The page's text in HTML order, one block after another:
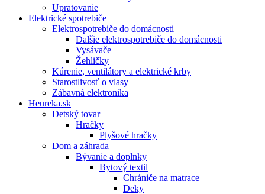
Upratovanie
Elektrické spotrebiče
Elektrospotrebiče do domácnosti
Dalšie elektrospotrebiče do domácnosti
Vysávače
Žehličky
Kúrenie, ventilátory a elektrické krby
Starostlivosť o vlasy
Zábavná elektronika
Heureka.sk
Detský tovar
Hračky
Plyšové hračky
Dom a záhrada
Bývanie a doplnky
Bytový textil
Chrániče na matrace
Deky